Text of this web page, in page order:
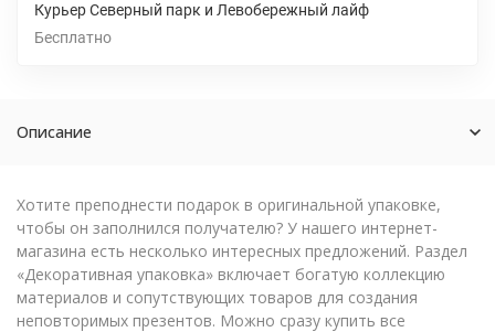
Курьер Северный парк и Левобережный лайф
Бесплатно
Описание
Хотите преподнести подарок в оригинальной упаковке,
чтобы он заполнился получателю? У нашего интернет-
магазина есть несколько интересных предложений. Раздел
«Декоративная упаковка» включает богатую коллекцию
материалов и сопутствующих товаров для создания
неповторимых презентов. Можно сразу купить все